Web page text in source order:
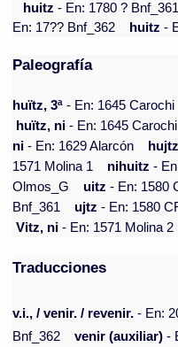
huitz- En: 1780 ? Bnf_361
En: 17?? Bnf_362
huitz-
Paleografía
huïtz, 3ª - En: 1645 Carochi
huïtz, ni - En: 1645 Carochi
ni - En: 1629 Alarcón hujtz
1571 Molina 1
nihuitz -
Olmos_G
uitz - En: 1580
Bnf_361
ujtz - En: 1580
Vitz, ni - En: 1571 Molina 2
Traducciones
v.i., / venir. / revenir. - En:
Bnf_362
venir (auxiliar) -